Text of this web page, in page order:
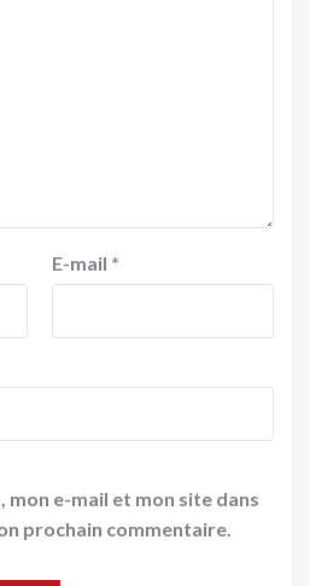
E-mail *
mon e-mail et mon site dans
prochain commentaire.